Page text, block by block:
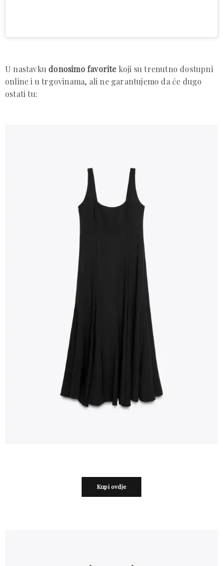
U nastavku donosimo favorite koji su trenutno dostupni
online i u trgovinama, ali ne garantujemo da će dugo
ostati tu:
Kupi ovdje